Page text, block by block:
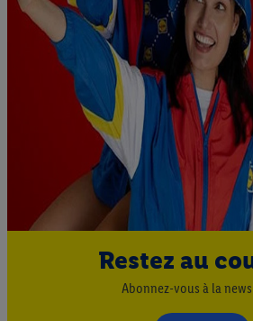
Restez au
Abonnez-vous à la